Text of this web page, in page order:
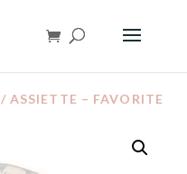
/ ASSIETTE – FAVORITE